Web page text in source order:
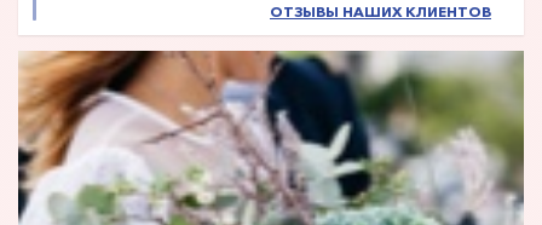
ОТЗЫВЫ НАШИХ КЛИЕНТОВ